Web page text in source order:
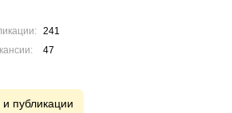
241
47
и публикации